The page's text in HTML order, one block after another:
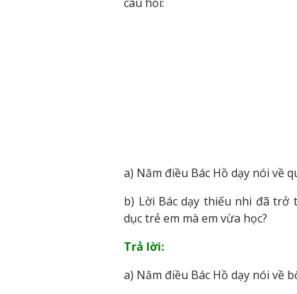
a) Năm điều Bác Hồ dạy nói về
b) Lời Bác dạy thiếu nhi đã trở
dục trẻ em mà em vừa học?
Trả lời:
a) Năm điều Bác Hồ dạy nói về